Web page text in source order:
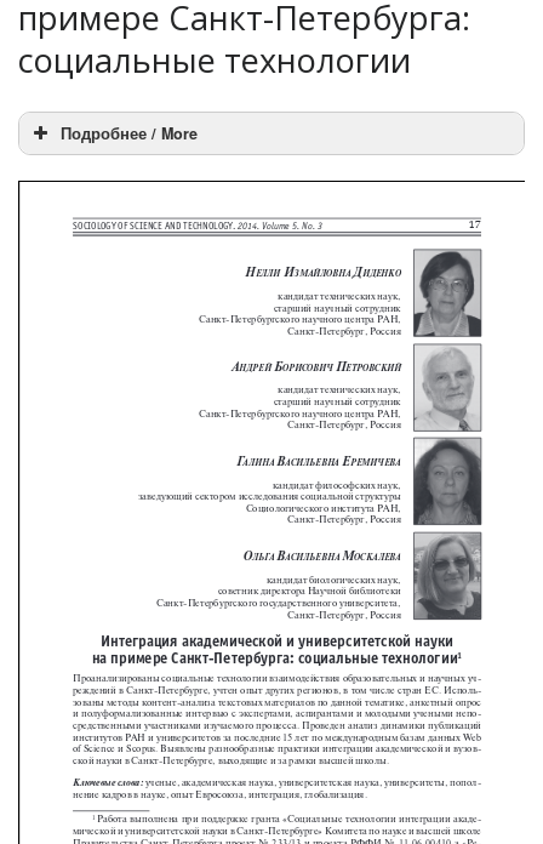
примере Санкт-Петербурга:
социальные технологии
Подробнее / More